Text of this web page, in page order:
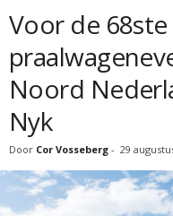
Voor de
Noord
Nyk
Door Cor Vosseberg - 29